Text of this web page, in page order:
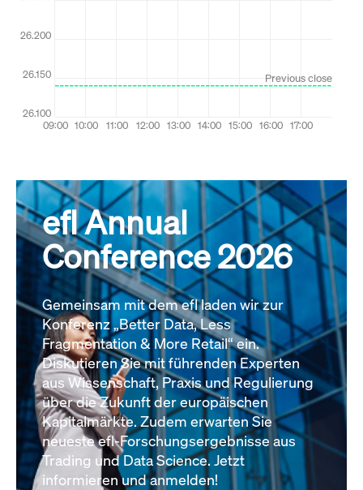
efl Annual
Conference 2026
Gemeinsam mit dem efl laden wir zur
Konferenz „Better Data, Less
Fragmentation & More Retail“ ein.
Diskutieren Sie mit führenden Experten
aus Wissenschaft, Praxis und Regulierung
über die Zukunft der europäischen
Kapitalmärkte. Zudem erwarten Sie
neueste efl-Forschungsergebnisse aus
Trading und Data Science. Jetzt
informieren und anmelden!